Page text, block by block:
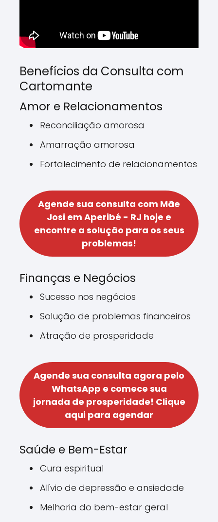
Benefícios da Consulta com
Cartomante
Amor e Relacionamentos
Reconciliação amorosa
Amarração amorosa
Fortalecimento de relacionamentos
Agende sua consulta com Mãe
Josi em Aperibé - RJ hoje e
encontre a solução para os seus
problemas!
Finanças e Negócios
Sucesso nos negócios
Solução de problemas financeiros
Atração de prosperidade
Agende sua consulta agora pelo
WhatsApp e comece sua
jornada de prosperidade! Clique
aqui para agendar
Saúde e Bem-Estar
Cura espiritual
Alívio de depressão e ansiedade
Melhoria do bem-estar geral